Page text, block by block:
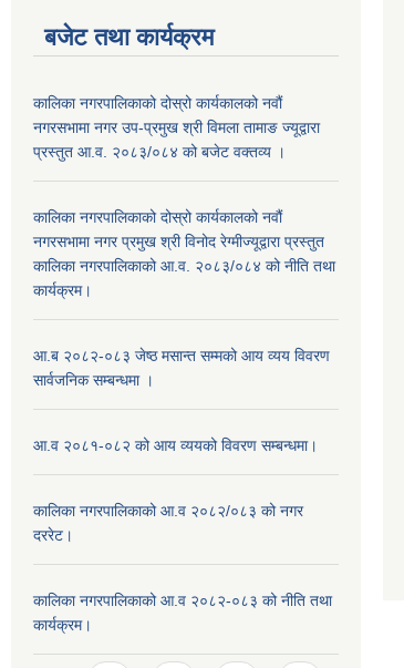
बजेट तथा कार्यक्रम
कालिका नगरपालिकाको दोस्रो कार्यकालको नवौं
नगरसभामा नगर उप-प्रमुख श्री विमला तामाङ ज्यूद्वारा
प्रस्तुत आ.व. २०८३/०८४ को बजेट वक्तव्य ।
कालिका नगरपालिकाको दोस्रो कार्यकालको नवौं
नगरसभामा नगर प्रमुख श्री विनोद रेग्मीज्यूद्वारा प्रस्तुत
कालिका नगरपालिकाको आ.व. २०८३/०८४ को नीति तथा
कार्यक्रम।
आ.ब २०८२-०८३ जेष्ठ मसान्त सम्मको आय व्यय विवरण
सार्वजनिक सम्बन्धमा ।
आ.व २०८१-०८२ को आय व्ययको विवरण सम्बन्धमा।
कालिका नगरपालिकाको आ.व २०८२/०८३ को नगर
दररेट।
कालिका नगरपालिकाको आ.व २०८२-०८३ को नीति तथा
कार्यक्रम।